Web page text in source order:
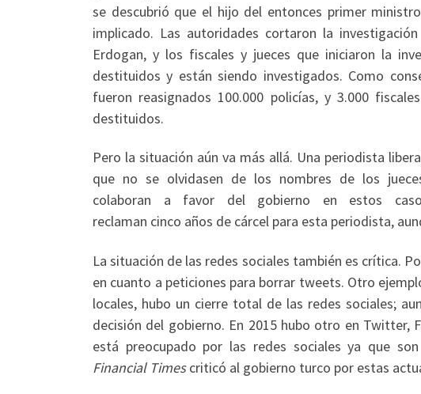
se descubrió que el hijo del entonces primer
implicado. Las autoridades cortaron la
Erdogan, y los fiscales y jueces que iniciaron la
destituidos y están siendo investigados. Como
fueron reasignados 100.000 policías, y 3.000
destituidos.
Pero la situación aún va más allá. Una periodista
que no se olvidasen de los nombres de los
colaboran a favor del gobierno en estos
reclaman cinco años de cárcel para esta periodista,
La situación de las redes sociales también es crítica.
en cuanto a peticiones para borrar tweets. Otro
locales, hubo un cierre total de las redes sociales;
decisión del gobierno. En 2015 hubo otro en Twitter,
está preocupado por las redes sociales ya que
Financial Timescriticó al gobierno turco por estas